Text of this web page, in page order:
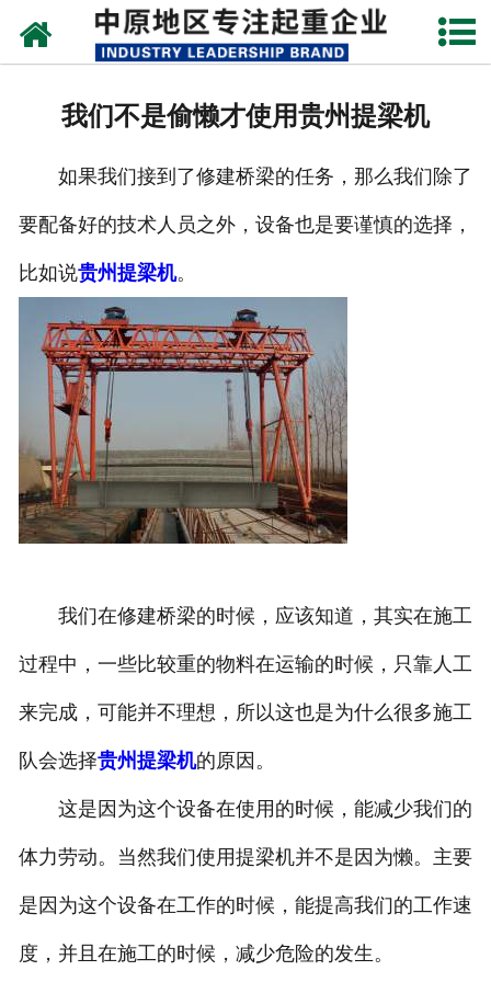
网站首页
成功案例
联系我们
我们不是偷懒才使用贵州提梁机
如果我们接到了修建桥梁的任务，那么我们除了
要配备好的技术人员之外，设备也是要谨慎的选择，
比如说贵州提梁机。
我们在修建桥梁的时候，应该知道，其实在施工
过程中，一些比较重的物料在运输的时候，只靠人工
来完成，可能并不理想，所以这也是为什么很多施工
队会选择贵州提梁机的原因。
这是因为这个设备在使用的时候，能减少我们的
体力劳动。当然我们使用提梁机并不是因为懒。主要
是因为这个设备在工作的时候，能提高我们的工作速
度，并且在施工的时候，减少危险的发生。